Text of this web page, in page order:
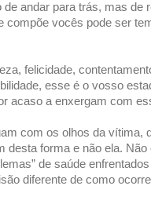
de andar para trás, mas de
compõe vocês pode ser
felicidade,
esse é o vosso
acaso a enxergam com
com os olhos da vítima,
desta forma e não ela.
de saúde
diferente de como